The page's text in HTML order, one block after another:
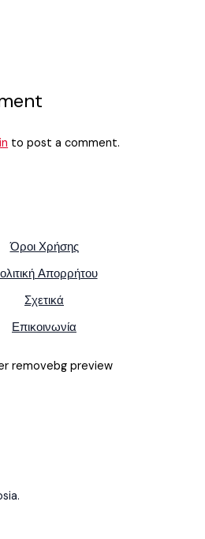
to post a comment.
Όροι Χρήσης
Απορρήτου
Σχετικά
Επικοινωνία